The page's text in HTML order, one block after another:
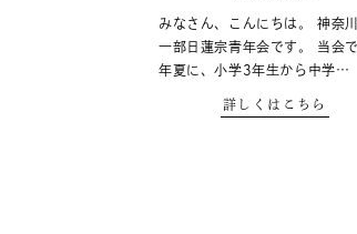
みなさん、こんにちは。 神奈
一部日蓮宗青年会です。 当会
年夏に、小学3年生から中学…
詳しくはこちら